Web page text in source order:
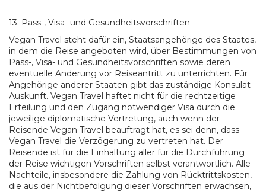
13. Pass-, Visa- und Gesundheitsvorschriften
Vegan Travel steht dafür ein, Staatsangehörige des Staates,
in dem die Reise angeboten wird, über Bestimmungen von
Pass-, Visa- und Gesundheitsvorschriften sowie deren
eventuelle Änderung vor Reiseantritt zu unterrichten. Für
Angehörige anderer Staaten gibt das zuständige Konsulat
Auskunft. Vegan Travel haftet nicht für die rechtzeitige
Erteilung und den Zugang notwendiger Visa durch die
jeweilige diplomatische Vertretung, auch wenn der
Reisende Vegan Travel beauftragt hat, es sei denn, dass
Vegan Travel die Verzögerung zu vertreten hat. Der
Reisende ist für die Einhaltung aller für die Durchführung
der Reise wichtigen Vorschriften selbst verantwortlich. Alle
Nachteile, insbesondere die Zahlung von Rücktrittskosten,
die aus der Nichtbefolgung dieser Vorschriften erwachsen,